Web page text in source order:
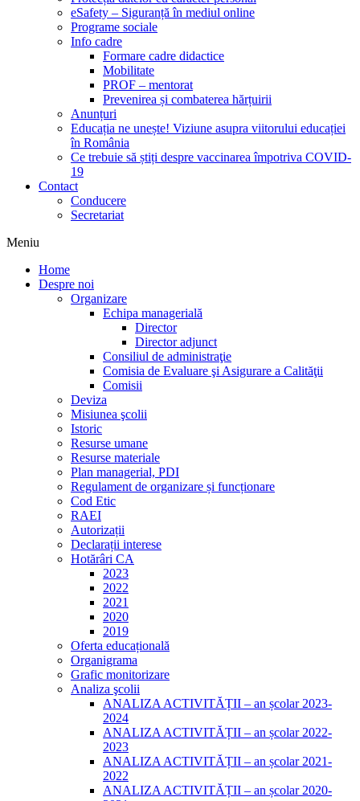
eSafety – Siguranță în mediul online
Programe sociale
Info cadre
Formare cadre didactice
Mobilitate
PROF – mentorat
Prevenirea și combaterea hărțuirii
Anunțuri
Educația ne unește! Viziune asupra viitorului educației
în România
Ce trebuie să știți despre vaccinarea împotriva COVID-
19
Contact
Conducere
Secretariat
Meniu
Home
Despre noi
Organizare
Echipa managerială
Director
Director adjunct
Consiliul de administraţie
Comisia de Evaluare şi Asigurare a Calităţii
Comisii
Deviza
Misiunea şcolii
Istoric
Resurse umane
Resurse materiale
Plan managerial, PDI
Regulament de organizare și funcționare
Cod Etic
RAEI
Autorizații
Declarații interese
Hotărâri CA
2023
2022
2021
2020
2019
Oferta educațională
Organigrama
Grafic monitorizare
Analiza şcolii
ANALIZA ACTIVITĂȚII – an școlar 2023-
2024
ANALIZA ACTIVITĂȚII – an școlar 2022-
2023
ANALIZA ACTIVITĂȚII – an școlar 2021-
2022
ANALIZA ACTIVITĂȚII – an școlar 2020-